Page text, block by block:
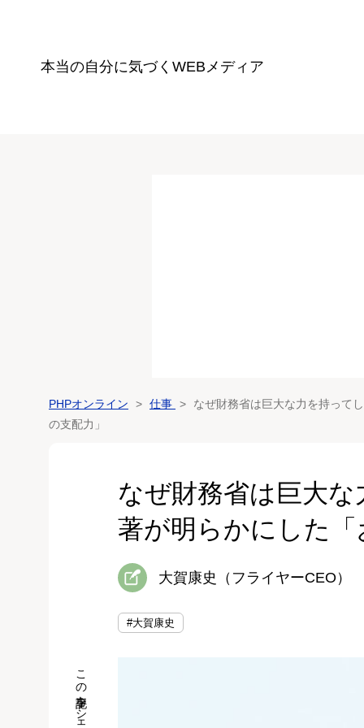
本当の自分に気づく WEBメディア
PHPオンライン 仕事
なぜ財務省は巨大な力を持って
の支配力」
なぜ財務省は巨大
著が明らかにした
大賀康史（フライヤーCEO）
#大賀康史
この記事をシェア